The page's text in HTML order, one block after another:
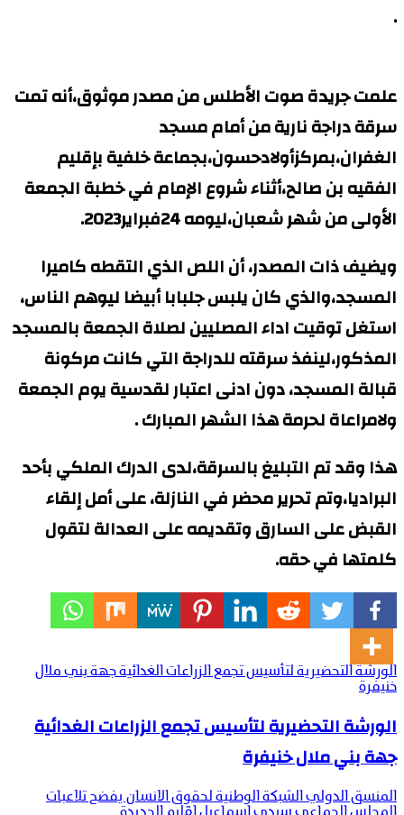
.
علمت جريدة صوت الأطلس من مصدر موثوق،أنه تمت
سرقة دراجة نارية من أمام مسجد
الغفران،بمركزأولادحسون،بجماعة خلفية بإقليم
الفقيه بن صالح،أثناء شروع الإمام في خطبة الجمعة
الأولى من شهر شعبان،ليومه 24فبراير2023.
ويضيف ذات المصدر، أن اللص الذي التقطه كاميرا
المسجد،والذي كان يلبس جلبابا أبيضا ليوهم الناس،
استغل توقيت اداء المصليين لصلاة الجمعة بالمسجد
المذكور،لينفذ سرقته للدراجة التي كانت مركونة
قبالة المسجد، دون ادنى اعتبار لقدسية يوم الجمعة
ولامراعاة لحرمة هذا الشهر المبارك .
هذا وقد تم التبليغ بالسرقة،لدى الدرك الملكي بأحد
البراديا،وتم تحرير محضر في النازلة، على أمل إلقاء
القبض على السارق وتقديمه على العدالة لتقول
كلمتها في حقه.
الورشة التحضيرية لتأسيس تجمع الزراعات الغدائية جهة بني ملال
خنيفرة
الورشة التحضيرية لتأسيس تجمع الزراعات الغدائية
جهة بني ملال خنيفرة
المنسق الدولي الشبكة الوطنية لحقوق الانسان يفضح تلاعبات